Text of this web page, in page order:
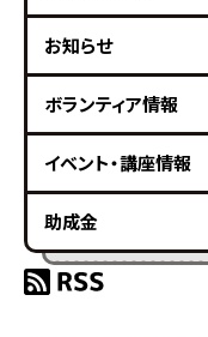
お知らせ
ボランティア情報
イベント・講座情報
助成金